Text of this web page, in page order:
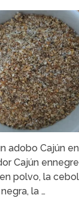
adobo Cajún
Cajún
polvo, la
la …